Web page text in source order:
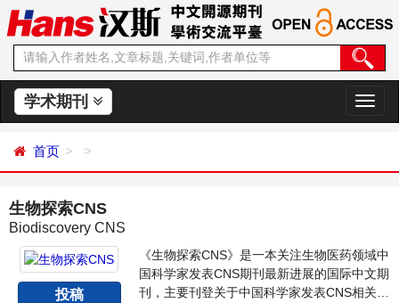
学术期刊
切
换
首页
生物探索CNS
Biodiscovery CNS
投稿
《生物探索CNS》是一本关注生物医药领域中
国科学家发表CNS期刊最新进展的国际中文期
刊，主要刊登关于中国科学家发表CNS相关生